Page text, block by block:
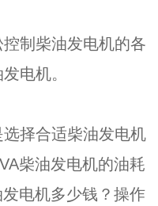
制柴油发电机的各
电机。
择合适柴油发电机
柴油发电机的油耗
电机多少钱？操作